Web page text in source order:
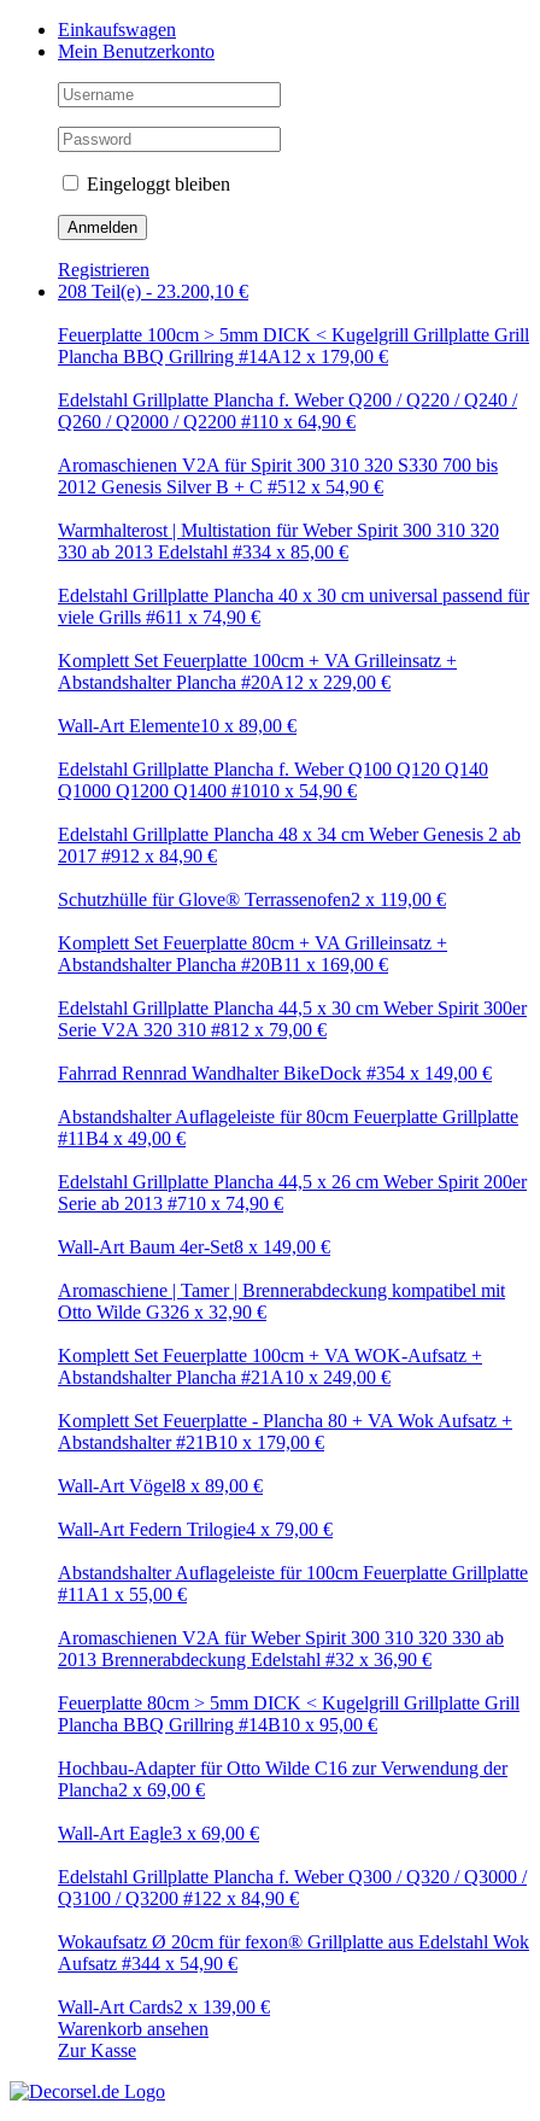
Zum
Inhalt
Facebook
Instagram
PinterestEinkaufswagen
Mein Benutzerkonto
Eingeloggt bleiben
Registrieren
208 Teil(e) - 23.200,10 €
Feuerplatte 100cm > 5mm DICK < Kugelgrill Grillplatte Grill
Plancha BBQ Grillring #14A12 x 179,00 €
Edelstahl Grillplatte Plancha f. Weber Q200 / Q220 / Q240 /
Q260 / Q2000 / Q2200 #110 x 64,90 €
Aromaschienen V2A für Spirit 300 310 320 S330 700 bis
2012 Genesis Silver B + C #512 x 54,90 €
Warmhalterost | Multistation für Weber Spirit 300 310 320
330 ab 2013 Edelstahl #334 x 85,00 €
Edelstahl Grillplatte Plancha 40 x 30 cm universal passend für
viele Grills #611 x 74,90 €
Komplett Set Feuerplatte 100cm + VA Grilleinsatz +
Abstandshalter Plancha #20A12 x 229,00 €
Wall-Art Elemente10 x 89,00 €
Edelstahl Grillplatte Plancha f. Weber Q100 Q120 Q140
Q1000 Q1200 Q1400 #1010 x 54,90 €
Edelstahl Grillplatte Plancha 48 x 34 cm Weber Genesis 2 ab
2017 #912 x 84,90 €
Schutzhülle für Glove® Terrassenofen2 x 119,00 €
Komplett Set Feuerplatte 80cm + VA Grilleinsatz +
Abstandshalter Plancha #20B11 x 169,00 €
Edelstahl Grillplatte Plancha 44,5 x 30 cm Weber Spirit 300er
Serie V2A 320 310 #812 x 79,00 €
Fahrrad Rennrad Wandhalter BikeDock #354 x 149,00 €
Abstandshalter Auflageleiste für 80cm Feuerplatte Grillplatte
#11B4 x 49,00 €
Edelstahl Grillplatte Plancha 44,5 x 26 cm Weber Spirit 200er
Serie ab 2013 #710 x 74,90 €
Wall-Art Baum 4er-Set8 x 149,00 €
Aromaschiene | Tamer | Brennerabdeckung kompatibel mit
Otto Wilde G326 x 32,90 €
Komplett Set Feuerplatte 100cm + VA WOK-Aufsatz +
Abstandshalter Plancha #21A10 x 249,00 €
Komplett Set Feuerplatte - Plancha 80 + VA Wok Aufsatz +
Abstandshalter #21B10 x 179,00 €
Wall-Art Vögel8 x 89,00 €
Wall-Art Federn Trilogie4 x 79,00 €
Abstandshalter Auflageleiste für 100cm Feuerplatte Grillplatte
#11A1 x 55,00 €
Aromaschienen V2A für Weber Spirit 300 310 320 330 ab
2013 Brennerabdeckung Edelstahl #32 x 36,90 €
Feuerplatte 80cm > 5mm DICK < Kugelgrill Grillplatte Grill
Plancha BBQ Grillring #14B10 x 95,00 €
Hochbau-Adapter für Otto Wilde C16 zur Verwendung der
Plancha2 x 69,00 €
Wall-Art Eagle3 x 69,00 €
Edelstahl Grillplatte Plancha f. Weber Q300 / Q320 / Q3000 /
Q3100 / Q3200 #122 x 84,90 €
Wokaufsatz Ø 20cm für fexon® Grillplatte aus Edelstahl Wok
Aufsatz #344 x 54,90 €
Wall-Art Cards2 x 139,00 €
Warenkorb ansehen
Zur Kasse